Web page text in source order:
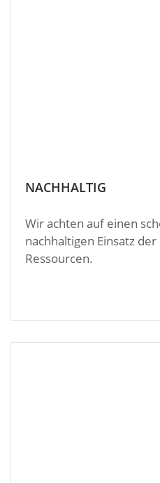
NACHHALTIG
Wir achten auf einen
nachhaltigen Einsatz
Ressourcen.